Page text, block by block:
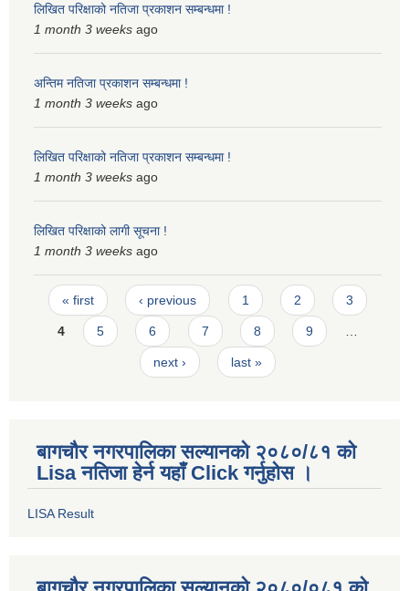
लिखित परिक्षाको नतिजा प्रकाशन सम्बन्धमा !
1 month 3 weeks ago
अन्तिम नतिजा प्रकाशन सम्बन्धमा !
1 month 3 weeks ago
लिखित परिक्षाको नतिजा प्रकाशन सम्बन्धमा !
1 month 3 weeks ago
लिखित परिक्षाको लागी सूचना !
1 month 3 weeks ago
Pages
« first ‹ previous 1 2 3
4 5 6 7 8 9 …
next › last »
बागचौर नगरपालिका सल्यानको २०८०/८१ को
Lisa नतिजा हेर्न यहाँ Click गर्नुहोस ।
LISA Result